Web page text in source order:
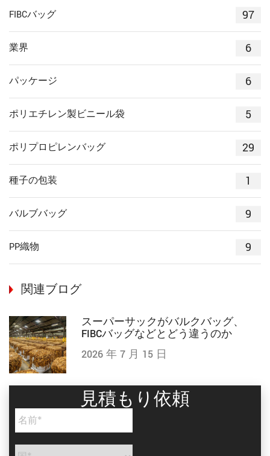
FIBCバッグ 97
業界 6
パッケージ 6
ポリエチレン製ビニール袋 5
ポリプロピレンバッグ 29
種子の包装 1
バルブバッグ 9
PP織物 9
関連ブログ
スーパーサックがバルクバッグ、
FIBCバッグなどとどう違うのか
2026 年 7 月 15 日
見積もり依頼